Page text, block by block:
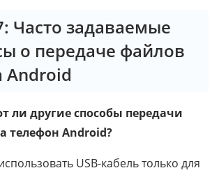
Часто задаваемые
о передаче файлов
Android
ли другие способы передачи
телефон Android?
USB-кабель только для